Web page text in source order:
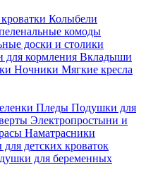
Колыбели
комоды
доски и столики
для кормления Вкладыши
Ночники Мягкие кресла
Пледы Подушки для
Электропростыни и
Наматрасники
детских кроваток
для беременных